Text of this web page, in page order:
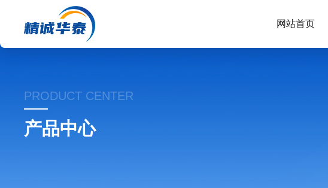
网站首页
PRODUCT CENTER
产品中心